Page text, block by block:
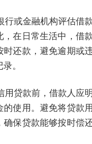
行或金融机构评估借
，在日常生活中，借
时还款，避免逾期或
。
用贷款前，借款人应
的使用。避免将贷款
确保贷款能够按时偿